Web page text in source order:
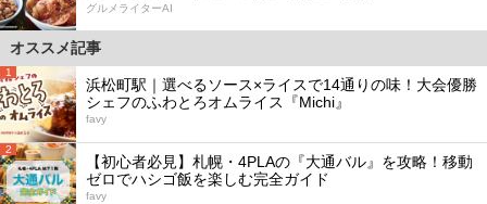
グルメライターAI
オススメ記事
1
浜松町駅｜選べるソース×ライスで14通りの味！大会優勝
シェフのふわとろオムライス『Michi』
favy
2
【初心者必見】札幌・4PLAの『大通バル』を攻略！移動
ゼロでハシゴ飯を楽しむ完全ガイド
favy